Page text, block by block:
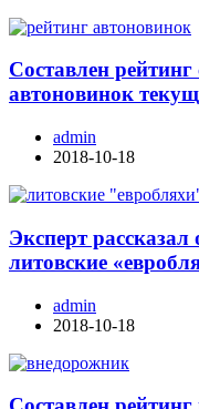
Составлен
автоновинок
admin
2018-10-18
Эксперт
литовские
admin
2018-10-18